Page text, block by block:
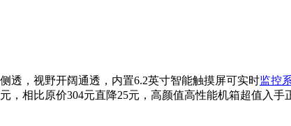
透，视野开阔通透，内置6.2英寸智能触摸屏可实时监控
，相比原价304元直降25元，高颜值高性能机箱超值入手